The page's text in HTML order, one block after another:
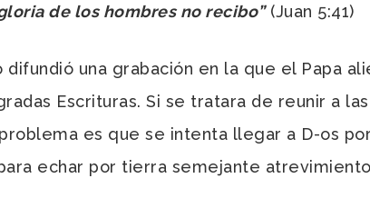
de los hombres no recibo”(Juan 5:41)
una grabación en la que el Papa
Escrituras. Si se tratara de reunir a
es que se intenta llegar a D-os
echar por tierra semejante